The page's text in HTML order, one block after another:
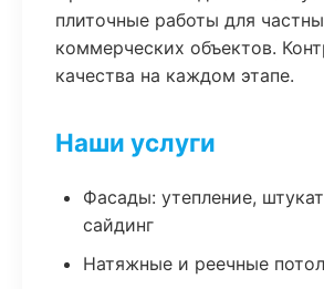
плиточные работы для
коммерческих объектов.
качества на каждом этапе.
Наши услуги
Фасады: утепление,
сайдинг
Натяжные и реечные